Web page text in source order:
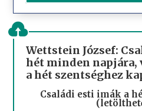
Wettstein József:
hét minden napjára,
a hét szentséghez
Családi esti imák a